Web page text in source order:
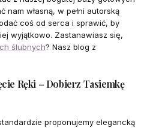
nam własną, w pełni autorską
coś od serca i sprawić, by
wyjątkowo. Zastanawiasz się,
ślubnych? Nasz blog z
Ręki – Dobierz Tasiemkę
proponujemy elegancką